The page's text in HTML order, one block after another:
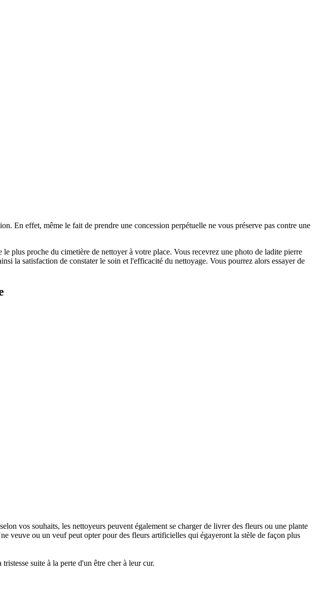
En effet, même le fait de prendre une concession perpétuelle ne vous préserve pas contre une
plus proche du cimetière de nettoyer à votre place. Vous recevrez une photo de ladite pierre
la satisfaction de constater le soin et l'efficacité du nettoyage. Vous pourrez alors essayer de
vos souhaits, les nettoyeurs peuvent également se charger de livrer des fleurs ou une plante
veuve ou un veuf peut opter pour des fleurs artificielles qui égayeront la stèle de façon plus
suite à la perte d'un être cher à leur cur.